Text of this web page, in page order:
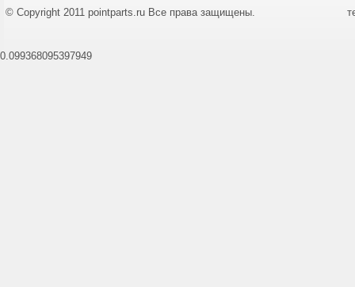
© Copyright 2011 pointparts.ru Все права защищены.
0.099368095397949